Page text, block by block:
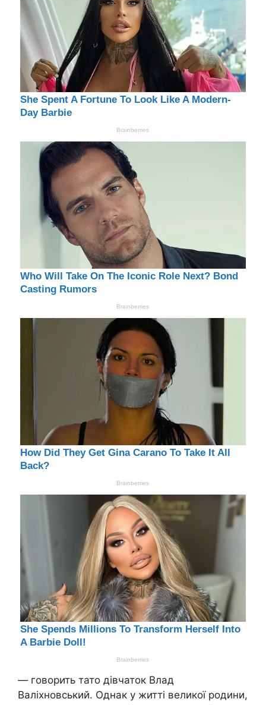
— говорить тато дівчаток Влад
Валіхновський. Однак у житті великої родини,